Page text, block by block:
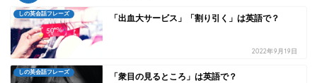
しの英会話フレーズ 「出血大サービス」「割り引く」は英語で？
2022年9月19日
しの英会話フレーズ 「衆目の見るところ」は英語で？